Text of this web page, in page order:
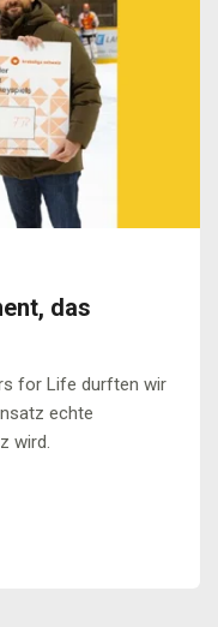
das
for Life durften wir
echte
wird.